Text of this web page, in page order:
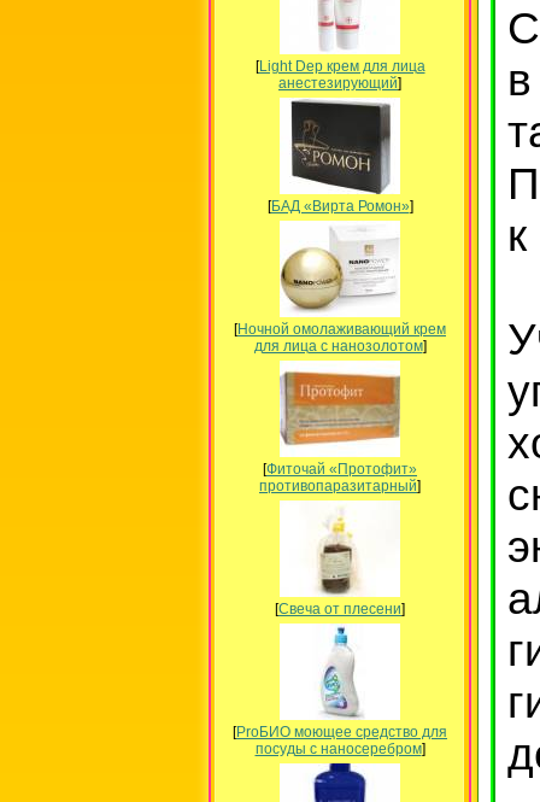
[Light Dep крем для лица
анестезирующий]
[БАД «Вирта Ромон»]
[Ночной омолаживающий крем
для лица с нанозолотом]
[Фиточай «Протофит»
противопаразитарный]
[Свеча от плесени]
[ProБИО моющее средство для
посуды c наносеребром]